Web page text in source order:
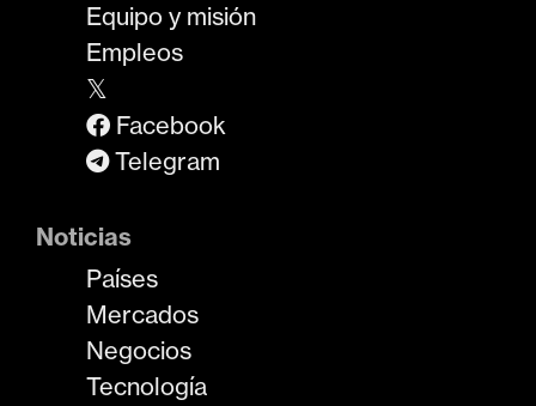
Equipo y misión
Empleos
𝕏
Facebook
Telegram
Noticias
Países
Mercados
Negocios
Tecnología